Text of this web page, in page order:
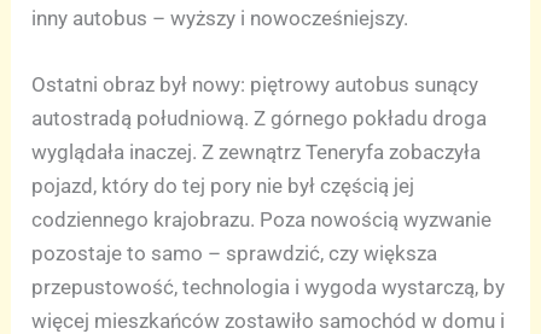
inny autobus – wyższy i nowocześniejszy.
Ostatni obraz był nowy: piętrowy autobus sunący
autostradą południową. Z górnego pokładu droga
wyglądała inaczej. Z zewnątrz Teneryfa zobaczyła
pojazd, który do tej pory nie był częścią jej
codziennego krajobrazu. Poza nowością wyzwanie
pozostaje to samo – sprawdzić, czy większa
przepustowość, technologia i wygoda wystarczą, by
więcej mieszkańców zostawiło samochód w domu i